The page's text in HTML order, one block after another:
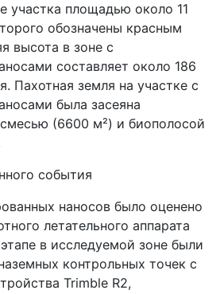
участка площадью около 11
обозначены красным
высота в зоне с
составляет около 186
Пахотная земля на участке с
была засеяна
(6600 м²) и биополосой
события
наносов было оценено
летательного аппарата
в исследуемой зоне были
контрольных точек с
Trimble R2,